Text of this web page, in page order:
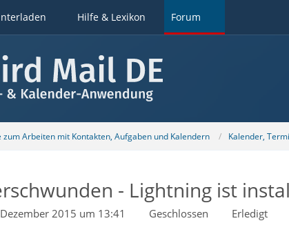
Hilfe & Lexikon Forum
zum Arbeiten mit Kontakten, Aufgaben und Kalendern Kalender,
- Lightning ist
2015 um 13:41 Geschlossen Erledigt